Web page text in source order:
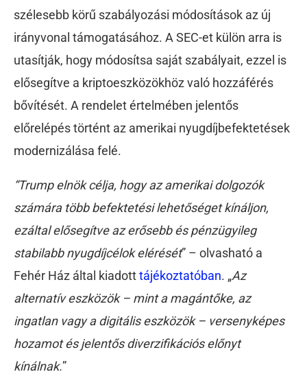
szélesebb körű szabályozási módosítások az új
irányvonal támogatásához. A SEC-et külön arra is
utasítják, hogy módosítsa saját szabályait, ezzel is
elősegítve a kriptoeszközökhöz való hozzáférés
bővítését. A rendelet értelmében jelentős
előrelépés történt az amerikai nyugdíjbefektetések
modernizálása felé.
“Trump elnök célja, hogy az amerikai dolgozók
számára több befektetési lehetőséget kínáljon,
ezáltal elősegítve az erősebb és pénzügyileg
stabilabb nyugdíjcélok elérését” – olvasható a
Fehér Ház által kiadotttájékoztatóban. „Az
alternatív eszközök – mint a magántőke, az
ingatlan vagy a digitális eszközök – versenyképes
hozamot és jelentős diverzifikációs előnyt
kínálnak.”